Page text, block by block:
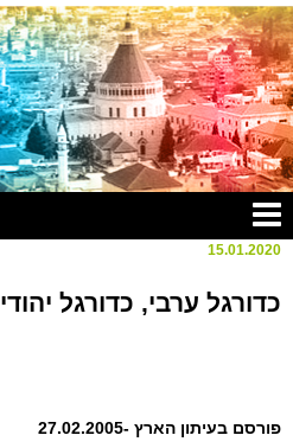
15.01.2020
כדורגל ערבי, כדורגל
פורסם בעיתון הארץ -27.02.2005